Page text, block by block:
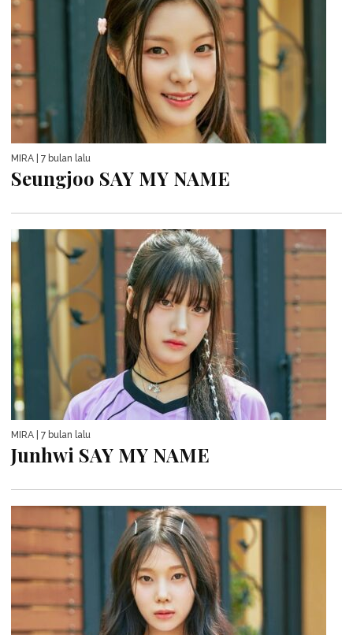
MIRA | 7 bulan lalu
Seungjoo SAY MY NAME
MIRA | 7 bulan lalu
Junhwi SAY MY NAME